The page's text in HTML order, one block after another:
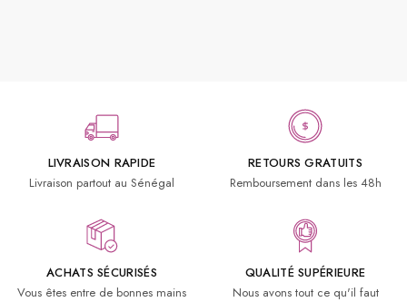
LIVRAISON RAPIDE
Livraison partout au Sénégal
RETOURS GRATUITS
Remboursement dans les 48h
ACHATS SÉCURISÉS
Vous êtes entre de bonnes mains
QUALITÉ SUPÉRIEURE
Nous avons tout ce qu'il faut